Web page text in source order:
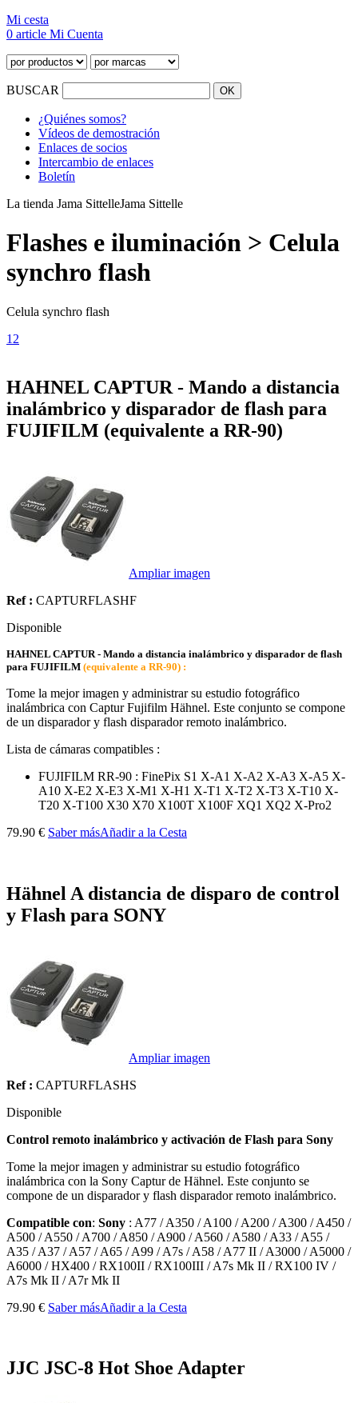
Mi cesta
0 article Mi Cuenta
BUSCAR
¿Quiénes somos?
Vídeos de demostración
Enlaces de socios
Intercambio de enlaces
Boletín
La tienda Jama SittelleJama Sittelle
Flashes e iluminación > Celula
synchro flash
Celula synchro flash
1 2
HAHNEL CAPTUR - Mando a distancia
inalámbrico y disparador de flash para
FUJIFILM (equivalente a RR-90)
Ampliar imagen
Ref : CAPTURFLASHF
Disponible
HAHNEL CAPTUR - Mando a distancia inalámbrico y disparador de flash
para FUJIFILM (equivalente a RR-90) :
Tome la mejor imagen y administrar su estudio fotográfico
inalámbrica con Captur Fujifilm Hähnel. Este conjunto se compone
de un disparador y flash disparador remoto inalámbrico.
Lista de cámaras compatibles :
FUJIFILM RR-90 : FinePix S1 X-A1 X-A2 X-A3 X-A5 X-
A10 X-E2 X-E3 X-M1 X-H1 X-T1 X-T2 X-T3 X-T10 X-
T20 X-T100 X30 X70 X100T X100F XQ1 XQ2 X-Pro2
79.90 € Saber másAñadir a la Cesta
Hähnel A distancia de disparo de control
y Flash para SONY
Ampliar imagen
Ref : CAPTURFLASHS
Disponible
Control remoto inalámbrico y activación de Flash para Sony
Tome la mejor imagen y administrar su estudio fotográfico
inalámbrica con la Sony Captur de Hähnel. Este conjunto se
compone de un disparador y flash disparador remoto inalámbrico.
Compatible con: Sony : A77 / A350 / A100 / A200 / A300 / A450 /
A500 / A550 / A700 / A850 / A900 / A560 / A580 / A33 / A55 /
A35 / A37 / A57 / A65 / A99 / A7s / A58 / A77 II / A3000 / A5000 /
A6000 / HX400 / RX100II / RX100III / A7s Mk II / RX100 IV /
A7s Mk II / A7r Mk II
79.90 € Saber másAñadir a la Cesta
JJC JSC-8 Hot Shoe Adapter